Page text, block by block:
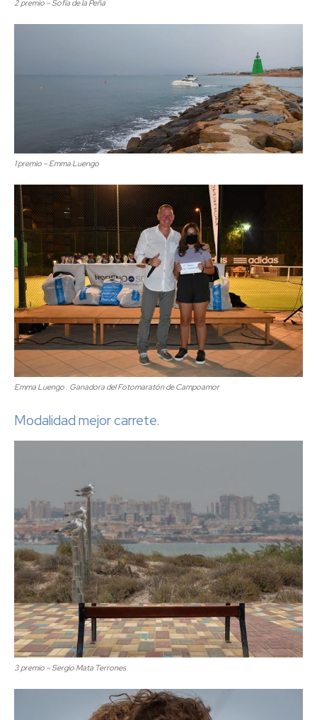
2 premio – Sofía de la Peña
1 premio – Emma Luengo
Emma Luengo . Ganadora del Fotomaratón de Campoamor
Modalidad mejor carrete.
3 premio – Sergio Mata Terrones